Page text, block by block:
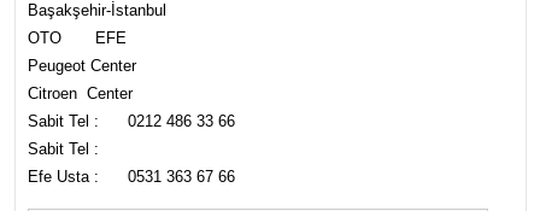
Başakşehir-İstanbul
OTO EFE
Peugeot Center
Citroen Center
Sabit Tel : 0212 486 33 66
Sabit Tel :
Efe Usta : 0531 363 67 66